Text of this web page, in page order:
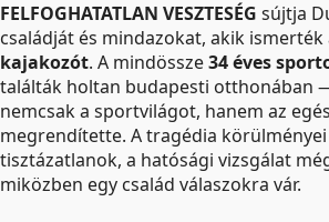
FELFOGHATATLAN VESZTESÉG sújtja
családját és mindazokat, akik ismerték
kajakozót. A mindössze34 éves
találták holtan budapesti otthonában
nemcsak a sportvilágot, hanem az
megrendítette. A tragédia
tisztázatlanok, a hatósági vizsgálat
miközben egy család válaszokra vár.